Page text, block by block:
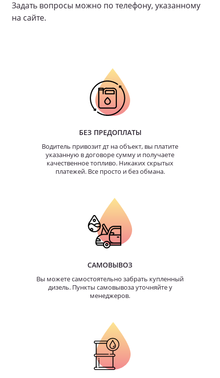
Задать вопросы можно по телефону, указанному
на сайте.
БЕЗ ПРЕДОПЛАТЫ
Водитель привозит дт на объект, вы платите
указанную в договоре сумму и получаете
качественное топливо. Никаких скрытых
платежей. Все просто и без обмана.
САМОВЫВОЗ
Вы можете самостоятельно забрать купленный
дизель. Пункты самовывоза уточняйте у
менеджеров.